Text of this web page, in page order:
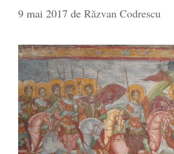
9 mai 2017 de Răzvan Codrescu